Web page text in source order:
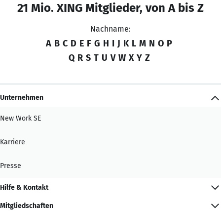
21 Mio. XING Mitglieder, von A bis Z
Nachname:
A B C D E F G H I J K L M N O P
Q R S T U V W X Y Z
Unternehmen
New Work SE
Karriere
Presse
Hilfe & Kontakt
Mitgliedschaften